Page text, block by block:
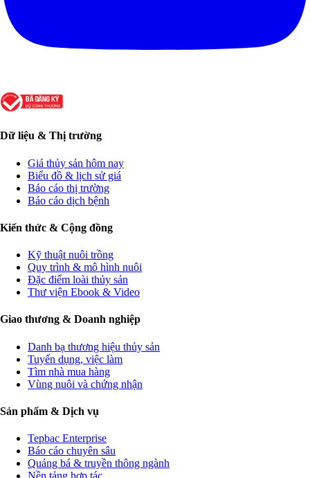
Dữ liệu & Thị trường
Giá thủy sản hôm nay
Biểu đồ & lịch sử giá
Báo cáo thị trường
Báo cáo dịch bệnh
Kiến thức & Cộng đồng
Kỹ thuật nuôi trồng
Quy trình & mô hình nuôi
Đặc điểm loài thủy sản
Thư viện Ebook & Video
Giao thương & Doanh nghiệp
Danh bạ thương hiệu thủy sản
Tuyển dụng, việc làm
Tìm nhà mua hàng
Vùng nuôi và chứng nhận
Sản phẩm & Dịch vụ
Tepbac Enterprise
Báo cáo chuyên sâu
Quảng bá & truyền thông ngành